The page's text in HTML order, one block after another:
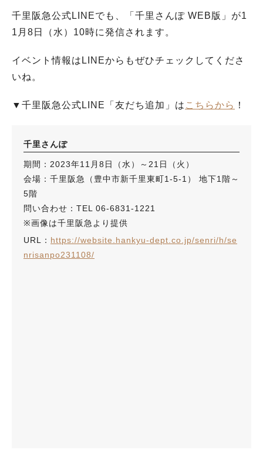
千里阪急公式LINEでも、「千里さんぽ WEB版」が1
1月8日（水）10時に発信されます。
イベント情報はLINEからもぜひチェックしてくださ
いね。
▼千里阪急公式LINE「友だち追加」は こちらから ！
千里さんぽ
期間：2023年11月8日（水）～21日（火）
会場：千里阪急（豊中市新千里東町1-5-1） 地下1階～
5階
問い合わせ：TEL 06-6831-1221
※画像は千里阪急より提供
URL： https://website.hankyu-dept.co.jp/senri/h/se
nrisanpo231108/